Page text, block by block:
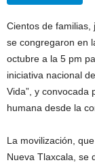
Cientos de familias,
se congregaron en
octubre a la 5 pm
iniciativa nacional
Vida”, y convocada
humana desde la
La movilización,
Nueva Tlaxcala, se